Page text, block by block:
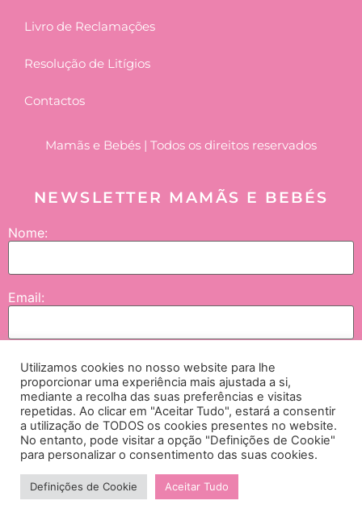
Livro de Reclamações
Resolução de Litígios
Contactos
Mamãs e Bebés | Todos os direitos reservados
NEWSLETTER MAMÃS E BEBÉS
Nome:
Email:
Enviar
Concordo que os meus dados sejam tratados pela NGI – Lifesciences and
Healthcare International, SA., empresas do grupo e seus parceiros, e neste contexto
me seja enviada comunicação no âmbito de passatempos, campanhas e iniciativas
Utilizamos cookies no nosso website para lhe
proporcionar uma experiência mais ajustada a si,
mediante a recolha das suas preferências e visitas
repetidas. Ao clicar em "Aceitar Tudo", estará a consentir
a utilização de TODOS os cookies presentes no website.
No entanto, pode visitar a opção "Definições de Cookie"
para personalizar o consentimento das suas cookies.
Definições de Cookie Aceitar Tudo